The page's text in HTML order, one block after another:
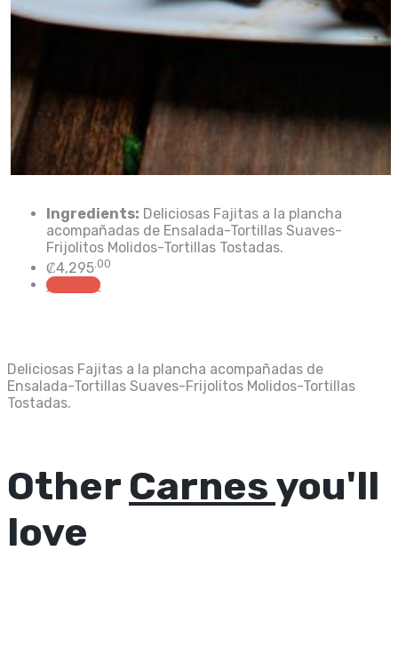
Ingredients: Deliciosas Fajitas a la plancha
acompañadas de Ensalada-Tortillas Suaves-
Frijolitos Molidos-Tortillas Tostadas.
₡4,295 .00
Ordenar
Deliciosas Fajitas a la plancha acompañadas de
Ensalada-Tortillas Suaves-Frijolitos Molidos-Tortillas
Tostadas.
Other Carnesyou'll
love